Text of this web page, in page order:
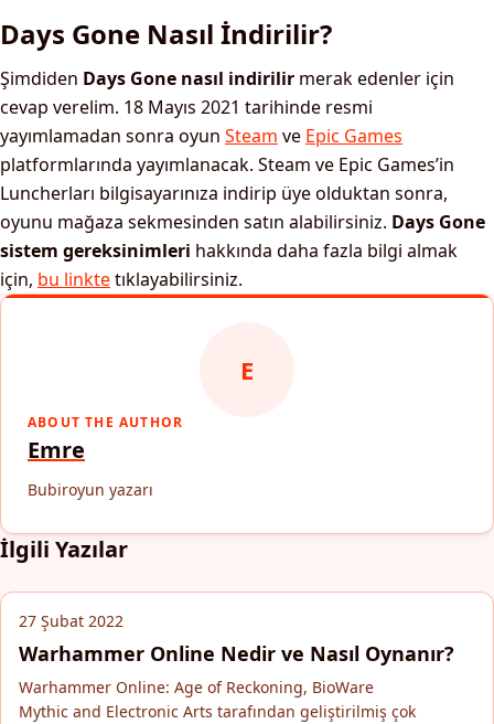
Days Gone Nasıl İndirilir?
Şimdiden Days Gone nasıl indirilir merak edenler için
cevap verelim. 18 Mayıs 2021 tarihinde resmi
yayımlamadan sonra oyun Steam ve Epic Games
platformlarında yayımlanacak. Steam ve Epic Games’in
Luncherları bilgisayarınıza indirip üye olduktan sonra,
oyunu mağaza sekmesinden satın alabilirsiniz. Days Gone
sistem gereksinimleri hakkında daha fazla bilgi almak
için, bu linktetıklayabilirsiniz.
E
ABOUT THE AUTHOR
Emre
Bubiroyun yazarı
İlgili Yazılar
27 Şubat 2022
Warhammer Online Nedir ve Nasıl Oynanır?
Warhammer Online: Age of Reckoning, BioWare
Mythic and Electronic Arts tarafından geliştirilmiş çok